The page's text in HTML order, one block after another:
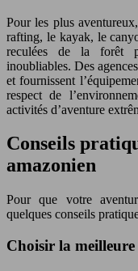
Pour les plus
rafting, le kayak, le
reculées de la forêt
inoubliables. Des
et fournissent
respect de
activités d’aventure
Conseils
amazonien
Pour que votre
quelques conseils
Choisir la